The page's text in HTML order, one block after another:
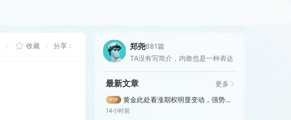
收藏 分享： 郑尧881篇
TA没有写简介，内敛也是一种表达
最新文章 更多
VIP 黄金此处看涨期权明显变动，强势行情能否延续？——增强版同步发布！
14小时前